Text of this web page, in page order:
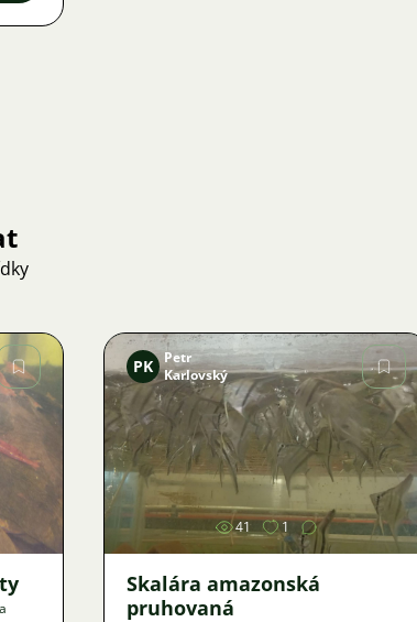
Obrázek
PK
Petr
Karlovský
41 1
Skalára amazonská
pruhovaná